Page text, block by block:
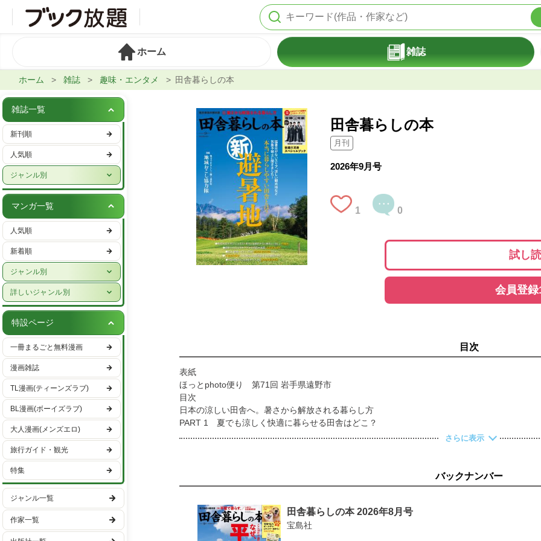
ホーム 雑誌
ホーム 雑誌 趣味・エンタメ 田舎暮らしの本
雑誌一覧
新刊順
人気順
ジャンル別
週刊誌
ビジネス・IT・マネー
女性ファッション・美容
女性ライフスタイル・健康
グルメ・レシピ
車・バイク
趣味・エンタメ
スポーツ・アウトドア
男性ライフスタイル
国内旅行
海外旅行
マンガ一覧
人気順
新着順
ジャンル別
少年漫画
青年漫画
女性漫画
詳しいジャンル別
ハーレクイン
ヒューマンドラマ
バトル・アクション
ファンタジー・SF
異世界・転生
ミステリー・サスペンス
ホラー
日常
学園
ギャグ・コメディー
スポーツ
特設ページ
一冊まるごと無料漫画
漫画雑誌
TL漫画(ティーンズラブ)
BL漫画(ボーイズラブ)
大人漫画(メンズエロ)
旅行ガイド・観光
特集
ジャンル一覧
作家一覧
田舎暮らしの本
月刊
2026年9月号
1 0
試し
会員登
目次
表紙
ほっとphoto便り 第71回 岩手県遠野市
目次
日本の涼しい田舎へ。暑さから解放される暮らし方
PART 1 夏でも涼しく快適に暮らせる田舎はどこ？
PART 5 猛暑の夏も快適に過ごせる！ 涼しい田舎の300万円以下の家
地方で自分らしく働く選択肢！ 地域おこし協力隊
Special Interview 俳優 堀田真由さん
無農薬！ 小さな畑で多品種、多収量！ 自然菜園でプチ自給 第24回 ハクサイ
全国田舎物件一挙公開！
さらに表示
バックナンバー
田舎暮らしの本 2026年8月号
宝島社